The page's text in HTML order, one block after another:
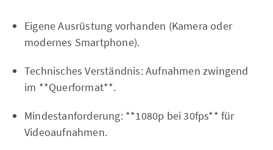
Eigene Ausrüstung vorhanden (Kamera oder
modernes Smartphone).
Technisches Verständnis: Aufnahmen zwingend
im **Querformat**.
Mindestanforderung: **1080p bei 30fps** für
Videoaufnahmen.